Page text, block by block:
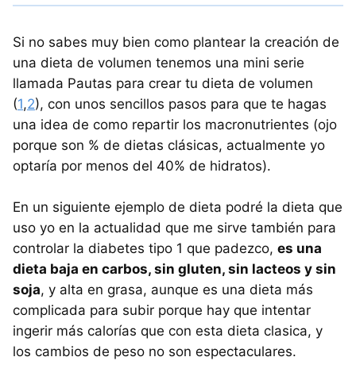
Si no sabes muy bien como plantear la creación de
una dieta de volumen tenemos una mini serie
llamada Pautas para crear tu dieta de volumen
(1,2), con unos sencillos pasos para que te hagas
una idea de como repartir los macronutrientes (ojo
porque son % de dietas clásicas, actualmente yo
optaría por menos del 40% de hidratos).
En un siguiente ejemplo de dieta podré la dieta que
uso yo en la actualidad que me sirve también para
controlar la diabetes tipo 1 que padezco, es una
dieta baja en carbos, sin gluten, sin lacteos y sin
soja, y alta en grasa, aunque es una dieta más
complicada para subir porque hay que intentar
ingerir más calorías que con esta dieta clasica, y
los cambios de peso no son espectaculares.